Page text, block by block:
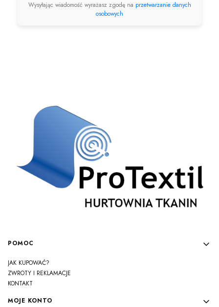
Wysyłając wiadomość wyrażasz zgodę na przetwarzanie danych
osobowych
Linki w stopce
POMOC
JAK KUPOWAĆ?
ZWROTY I REKLAMACJE
KONTAKT
MOJE KONTO